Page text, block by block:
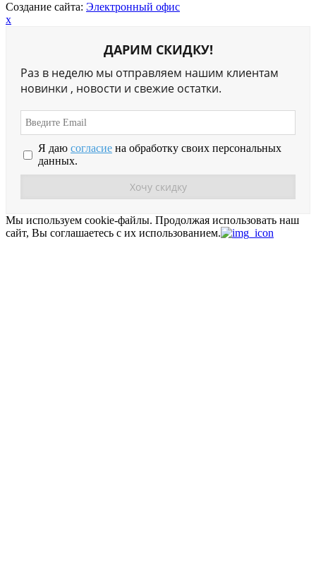
Создание сайта: Электронный офис
x
ДАРИМ СКИДКУ!
Раз в неделю мы отправляем нашим клиентам
новинки , новости и свежие остатки.
Я даю согласие на обработку своих персональных
данных.
Мы используем cookie-файлы. Продолжая использовать наш
сайт, Вы соглашаетесь с их использованием.